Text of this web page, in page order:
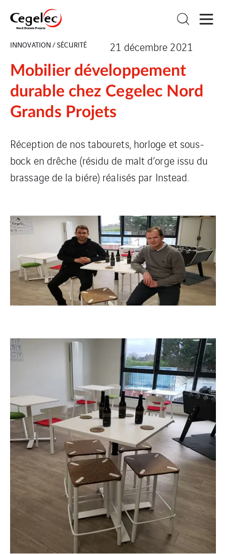
INNOVATION / SÉCURITÉ 21 décembre 2021
Mobilier développement
durable chez Cegelec Nord
Grands Projets
Réception de nos tabourets, horloge et sous-
bock en drêche (résidu de malt d’orge issu du
brassage de la biére) réalisés par Instead.